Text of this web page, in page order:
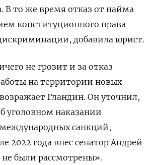
В то же время отказ от найма
конституционного права
добавила юрист.
не грозит и за отказ
на территории новых
Гландин. Он уточнил,
уголовном наказании
санкций,
2022 года внес сенатор Андрей
были рассмотрены».